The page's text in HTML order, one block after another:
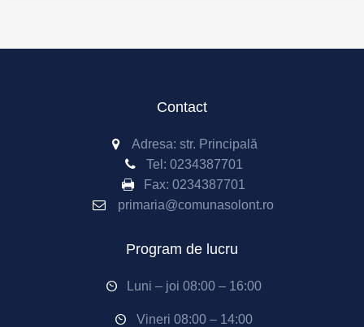
Contact
Adresa: str. Principală
Tel: 0234387701
Fax: 0234387701
primaria@comunasolont.ro
Program de lucru
Luni – joi 08:00 – 16:00
Vineri 08:00 – 14:00